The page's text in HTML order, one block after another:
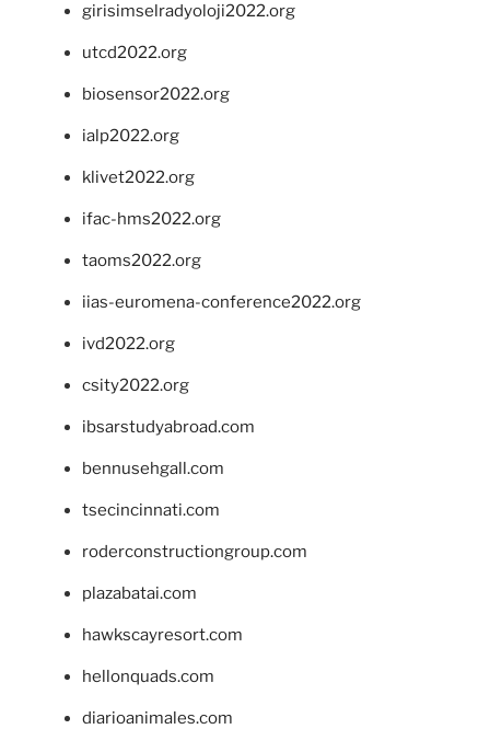
girisimselradyoloji2022.org
utcd2022.org
biosensor2022.org
ialp2022.org
klivet2022.org
ifac-hms2022.org
taoms2022.org
iias-euromena-conference2022.org
ivd2022.org
csity2022.org
ibsarstudyabroad.com
bennusehgall.com
tsecincinnati.com
roderconstructiongroup.com
plazabatai.com
hawkscayresort.com
hellonquads.com
diarioanimales.com